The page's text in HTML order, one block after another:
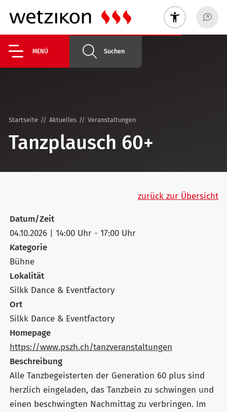
MENÜ Suchen
Startseite Aktuelles Veranstaltungen
Tanzplausch 60+
zurück zur Übersicht
Datum/Zeit
04.10.2026 | 14:00 Uhr - 17:00 Uhr
Kategorie
Bühne
Lokalität
Silkk Dance & Eventfactory
Ort
Silkk Dance & Eventfactory
Homepage
https://www.pszh.ch/tanzveranstaltungen
Beschreibung
Alle Tanzbegeisterten der Generation 60 plus sind
herzlich eingeladen, das Tanzbein zu schwingen und
einen beschwingten Nachmittag zu verbringen. Im